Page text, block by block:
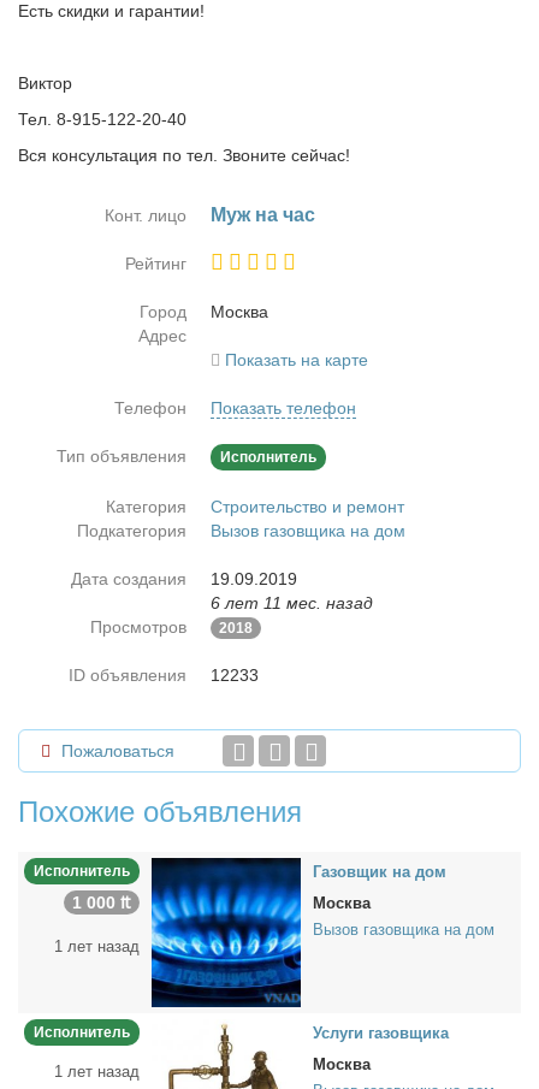
Есть скидки и гарантии!
Виктор
Тел. 8-915-122-20-40
Вся консультация по тел. Звоните сейчас!
Конт. лицо Муж на час
Рейтинг
Город
Москва
Адрес
Показать на карте
Телефон Показать телефон
Тип объявления Исполнитель
Категория
Строительство и ремонт
Подкатегория
Вызов газовщика на дом
Дата создания
19.09.2019
6 лет 11 мес. назад
Просмотров
2018
ID объявления 12233
Пожаловаться
Похожие объявления
Исполнитель
1 000 ₶
1 лет назад
Га­зов­щик на дом
Москва
Вызов газовщика на дом
Исполнитель
1 лет назад
Услу­ги га­зов­щи­ка
Москва